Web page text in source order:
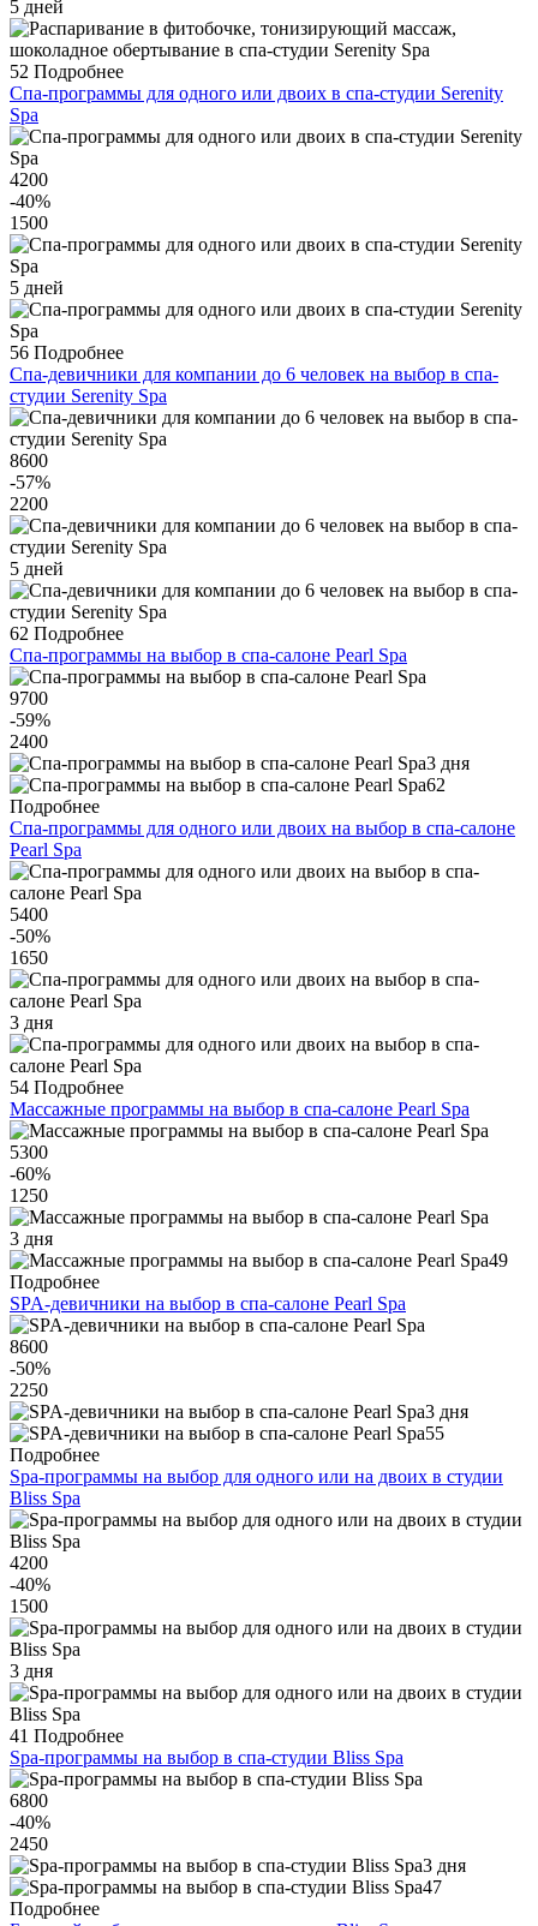
5 дней
52 Подробнее
Спа-программы для одного или двоих в спа-студии Serenity
Spa
4200
-40%
1500
5 дней
56 Подробнее
Спа-девичники для компании до 6 человек на выбор в спа-
студии Serenity Spa
8600
-57%
2200
5 дней
62 Подробнее
Спа-программы на выбор в спа-салоне Pearl Spa
9700
-59%
2400
3 дня
62
Подробнее
Спа-программы для одного или двоих на выбор в спа-салоне
Pearl Spa
5400
-50%
1650
3 дня
54 Подробнее
Массажные программы на выбор в спа-салоне Pearl Spa
5300
-60%
1250
3 дня
49
Подробнее
SPA-девичники на выбор в спа-салоне Pearl Spa
8600
-50%
2250
3 дня
55
Подробнее
Spa-программы на выбор для одного или на двоих в студии
Bliss Spa
4200
-40%
1500
3 дня
41 Подробнее
Spa-программы на выбор в спа-студии Bliss Spa
6800
-40%
2450
3 дня
47
Подробнее